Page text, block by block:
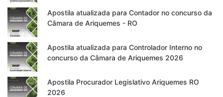
Apostila atualizada para Contador no concurso da
Câmara de Ariquemes - RO
Apostila atualizada para Controlador Interno no
concurso da Câmara de Ariquemes 2026
Apostila Procurador Legislativo Ariquemes RO
2026